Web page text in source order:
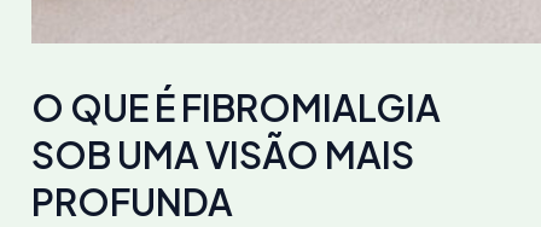
O QUE É FIBROMIALGIA
SOB UMA VISÃO MAIS
PROFUNDA